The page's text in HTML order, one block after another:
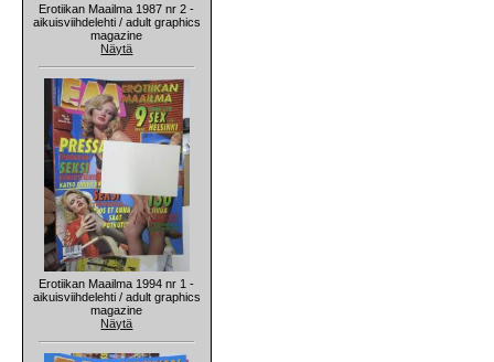
Erotiikan Maailma 1987 nr 2 -
aikuisviihdelehti / adult graphics
magazine
Näytä
Erotiikan Maailma 1994 nr 1 -
aikuisviihdelehti / adult graphics
magazine
Näytä